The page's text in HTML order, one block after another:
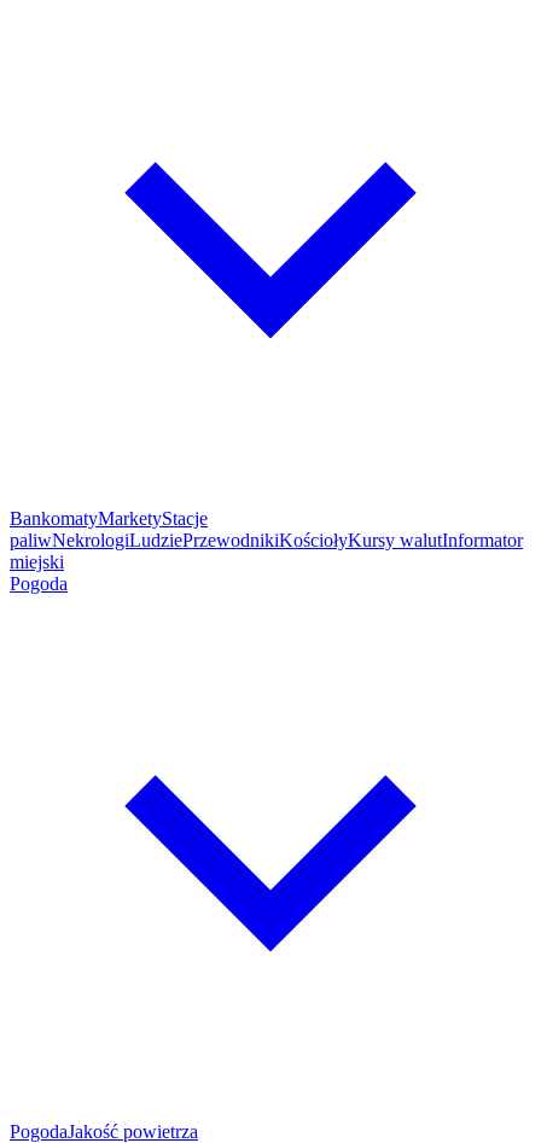
BankomatyMarketyStacje
paliwNekrologiLudziePrzewodnikiKościołyKursy walutInformator
miejski
Pogoda
PogodaJakość powietrza